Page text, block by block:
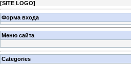
[SITE LOGO]
Форма входа
Меню сайта
Categories